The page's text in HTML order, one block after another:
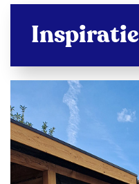
Inspiratie